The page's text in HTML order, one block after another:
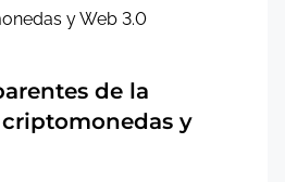
y Web 3.0
de la
y